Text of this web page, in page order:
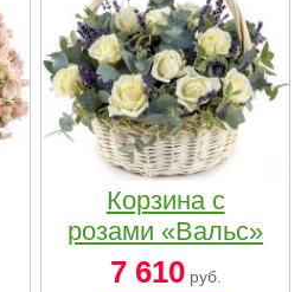
Корзина с
розами «Вальс»
7 610руб.